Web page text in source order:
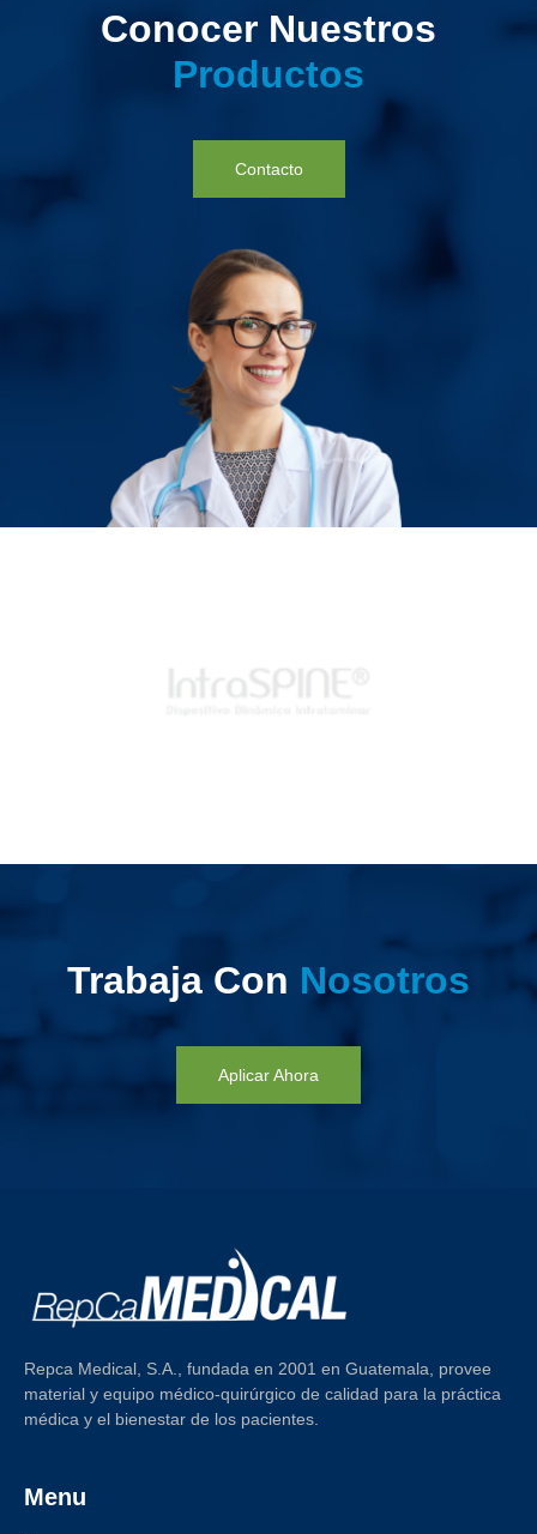
Conocer Nuestros
Productos
Contacto
Trabaja Con Nosotros
Aplicar Ahora
Repca Medical, S.A., fundada en 2001 en Guatemala, provee
material y equipo médico-quirúrgico de calidad para la práctica
médica y el bienestar de los pacientes.
Menu